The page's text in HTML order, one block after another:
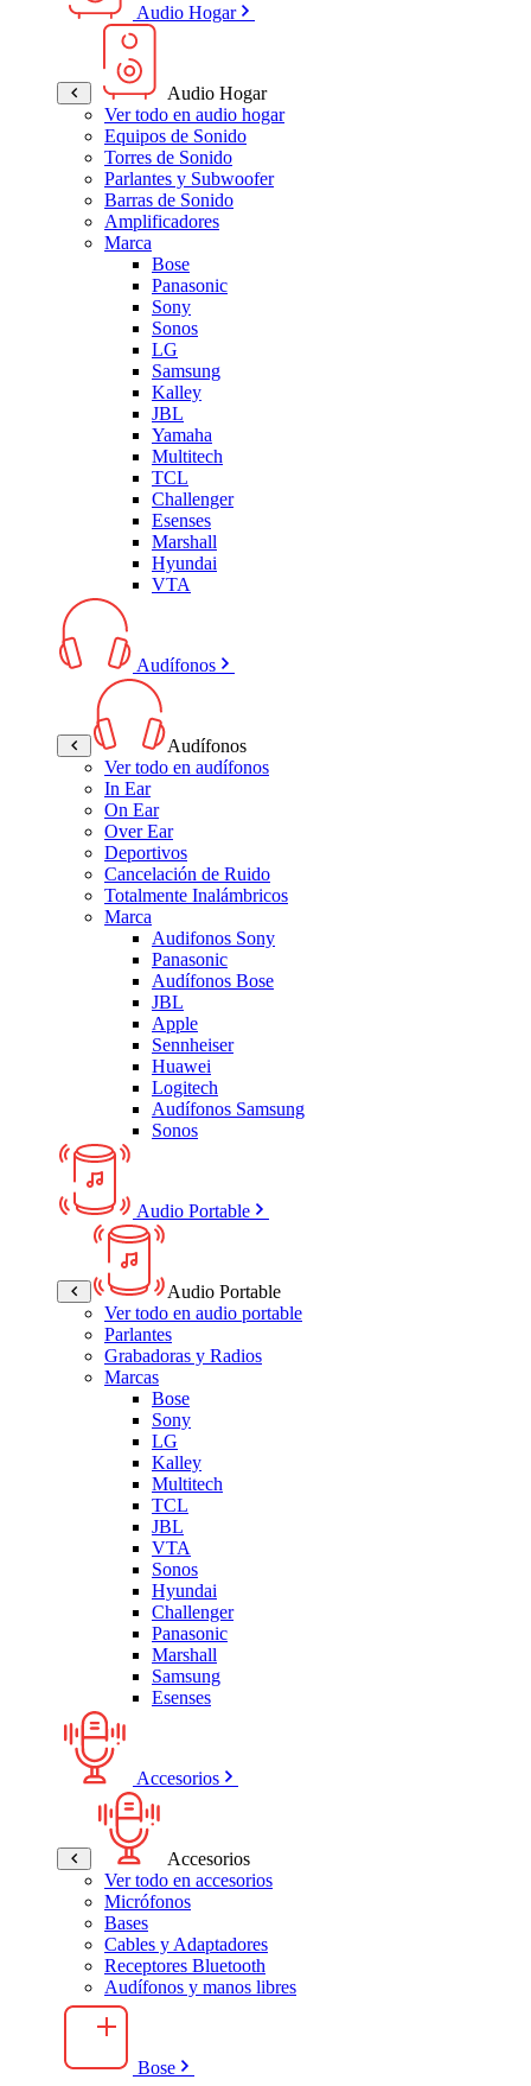
Audio Hogar
Audio Hogar
Ver todo en audio hogar
Equipos de Sonido
Torres de Sonido
Parlantes y Subwoofer
Barras de Sonido
Amplificadores
Marca
Bose
Panasonic
Sony
Sonos
LG
Samsung
Kalley
JBL
Yamaha
Multitech
TCL
Challenger
Esenses
Marshall
Hyundai
VTA
Audífonos
Audífonos
Ver todo en audífonos
In Ear
On Ear
Over Ear
Deportivos
Cancelación de Ruido
Totalmente Inalámbricos
Marca
Audifonos Sony
Panasonic
Audífonos Bose
JBL
Apple
Sennheiser
Huawei
Logitech
Audífonos Samsung
Sonos
Audio Portable
Audio Portable
Ver todo en audio portable
Parlantes
Grabadoras y Radios
Marcas
Bose
Sony
LG
Kalley
Multitech
TCL
JBL
VTA
Sonos
Hyundai
Challenger
Panasonic
Marshall
Samsung
Esenses
Accesorios
Accesorios
Ver todo en accesorios
Micrófonos
Bases
Cables y Adaptadores
Receptores Bluetooth
Audífonos y manos libres
Bose